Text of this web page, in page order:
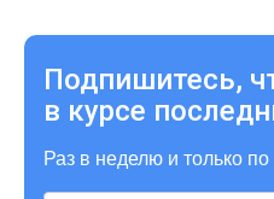
Подпишитесь,
в курсе
Раз в неделю и только по